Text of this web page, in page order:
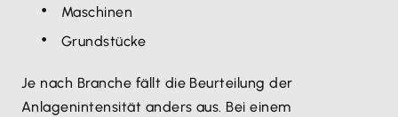
Maschinen
Grundstücke
Je nach Branche fällt die Beurteilung der
Anlagenintensität anders aus. Bei einem